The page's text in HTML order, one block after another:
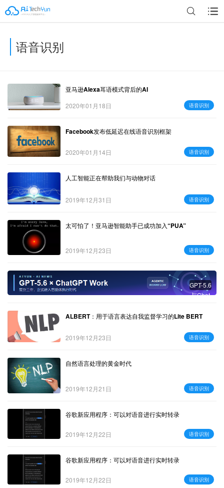
语音识别
亚马逊Alexa耳语模式背后的AI
2020年01月18日 语音识别
Facebook发布低延迟在线语音识别框架
2020年01月14日 语音识别
人工智能正在帮助我们与动物对话
2019年12月31日 语音识别
太可怕了！亚马逊智能助手已成功加入“PUA”
2019年12月23日 语音识别
GPT-5.6
与Chat
ork：复
进入智
能体时
ALBERT：用于语言表达自我监督学习的Lite BERT
2019年12月23日 语音识别
自然语言处理的黄金时代
2019年12月21日 语音识别
谷歌新应用程序：可以对语音进行实时转录
2019年12月22日 语音识别
谷歌新应用程序：可以对语音进行实时转录
2019年12月22日 语音识别